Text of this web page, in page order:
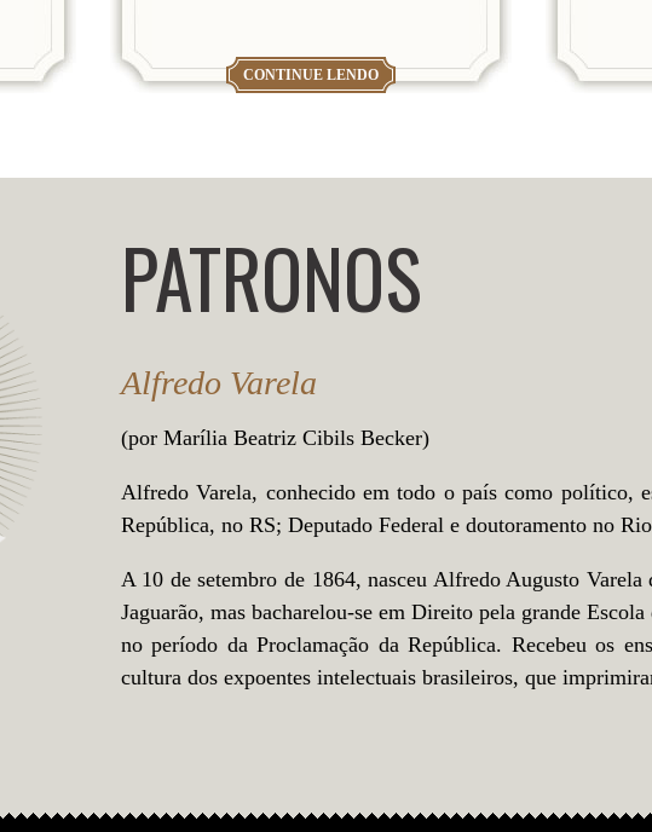
CONTINUE LENDO
PATRONOS
Alfredo Varela
(por Marília Beatriz Cibils Becker)
Alfredo Varela, conhecido em todo o país como político,
República, no RS; Deputado Federal e doutoramento no
A 10 de setembro de 1864, nasceu Alfredo Augusto
Jaguarão, mas bacharelou-se em Direito pela grande
no período da Proclamação da República. Recebeu os
cultura dos expoentes intelectuais brasileiros, que